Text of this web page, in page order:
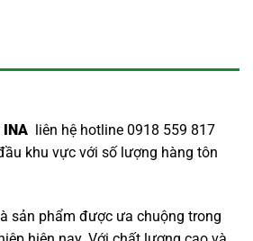
INA liên hệ hotline 0918 559 817
khu vực với số lượng hàng tôn
sản phẩm được ưa chuộng trong